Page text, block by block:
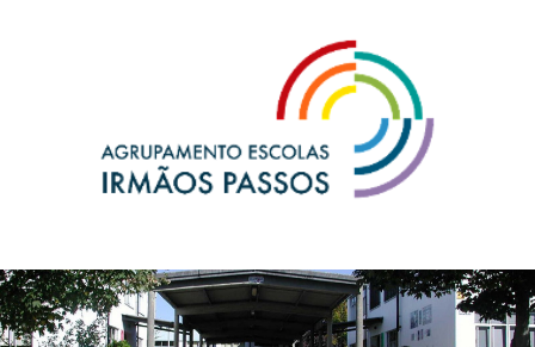
A.E. Irmãos
Passos